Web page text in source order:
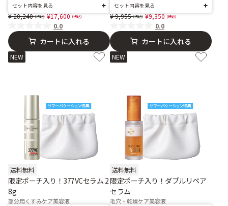
セット内容を見る
Price reduced from
20,240to
17,600
0.0
カートに入れる
セット内容を見る
Price reduced from
9,955to
9,350
0.0
カートに入れる
NEW
送料無料
限定ポーチ入り！377VCセラム 2
8g
部分用くすみケア美容液
NEW
送料無料
限定ポーチ入り！ダブルリペア
セラム
毛穴・乾燥ケア美容液